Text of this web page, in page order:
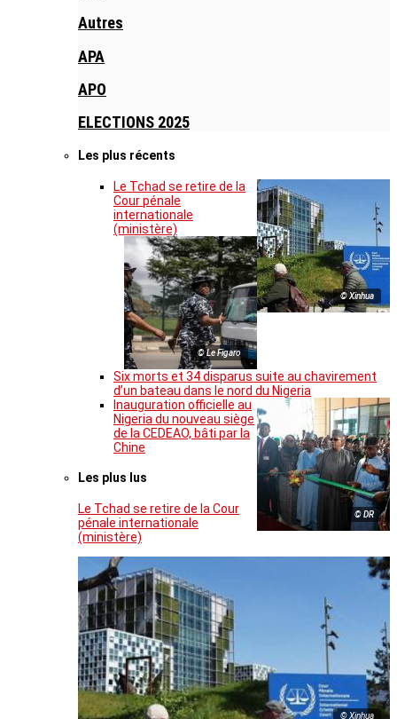
Autres
APA
APO
ELECTIONS 2025
Les plus récents
© Xinhua
Le Tchad se retire de la
Cour pénale
internationale
(ministère)
© Le Figaro
Six morts et 34 disparus suite au chavirement
d’un bateau dans le nord du Nigeria
© DR
Inauguration officielle au
Nigeria du nouveau siège
de la CEDEAO, bâti par la
Chine
Les plus lus
Le Tchad se retire de la Cour
pénale internationale
(ministère)
© Xinhua